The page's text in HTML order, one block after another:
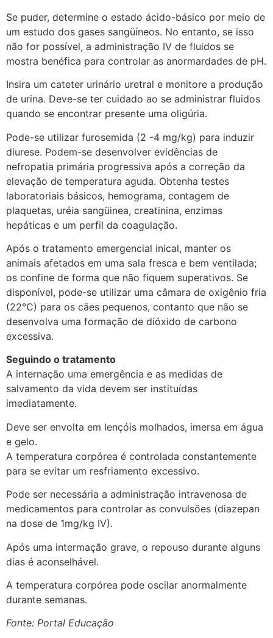
Se puder, determine o estado ácido-básico por meio de
um estudo dos gases sangüíneos. No entanto, se isso
não for possível, a administração IV de fluidos se
mostra benéfica para controlar as anormardades de pH.
Insira um cateter urinário uretral e monitore a produção
de urina. Deve-se ter cuidado ao se administrar fluidos
quando se encontrar presente uma oligúria.
Pode-se utilizar furosemida (2 -4 mg/kg) para induzir
diurese. Podem-se desenvolver evidências de
nefropatia primária progressiva após a correção da
elevação de temperatura aguda. Obtenha testes
laboratoriais básicos, hemograma, contagem de
plaquetas, uréia sangüinea, creatinina, enzimas
hepáticas e um perfil da coagulação.
Após o tratamento emergencial inical, manter os
animais afetados em uma sala fresca e bem ventilada;
os confine de forma que não fiquem superativos. Se
disponível, pode-se utilizar uma câmara de oxigênio fria
(22°C) para os cães pequenos, contanto que não se
desenvolva uma formação de dióxido de carbono
excessiva.
Seguindo o tratamento
A internação uma emergência e as medidas de
salvamento da vida devem ser instituídas
imediatamente.
Deve ser envolta em lençóis molhados, imersa em água
e gelo.
A temperatura corpórea é controlada constantemente
para se evitar um resfriamento excessivo.
Pode ser necessária a administração intravenosa de
medicamentos para controlar as convulsões (diazepan
na dose de 1mg/kg IV).
Após uma intermação grave, o repouso durante alguns
dias é aconselhável.
A temperatura corpórea pode oscilar anormalmente
durante semanas.
Fonte: Portal Educação